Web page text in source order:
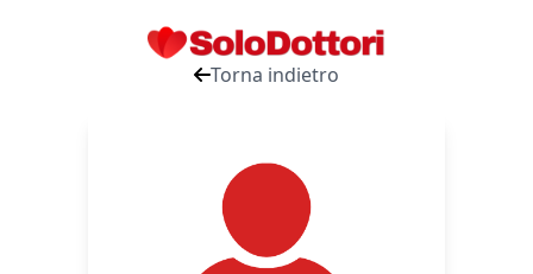
Torna indietro